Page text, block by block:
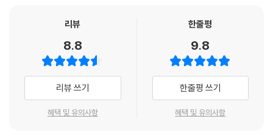
리뷰
8.8
리뷰 쓰기
혜택 및 유의사항
한줄평
9.8
한줄평 쓰기
혜택 및 유의사항